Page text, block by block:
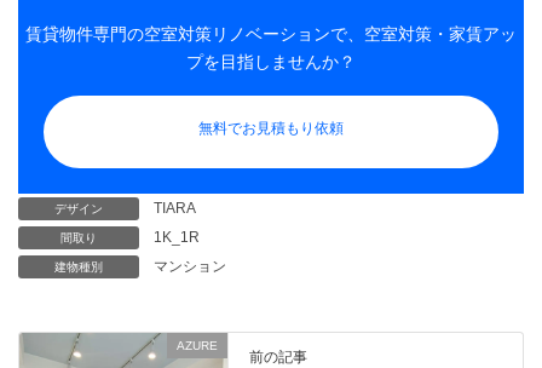
賃貸物件専門の空室対策リノベーションで、空室対策・家賃アッ
プを目指しませんか？
無料でお見積もり依頼
デザイン TIARA
間取り 1K_1R
建物種別 マンション
AZURE
前の記事